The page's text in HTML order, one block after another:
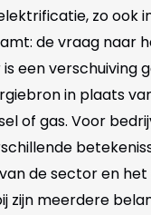
zo ook
de vraag naar
een verschuiving
in plaats
of gas. Voor
de sector en
zijn meerdere